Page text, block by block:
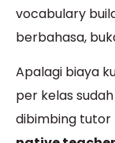
vocabulary
berbahasa,
Apalagi biaya
per kelas
dibimbing tutor